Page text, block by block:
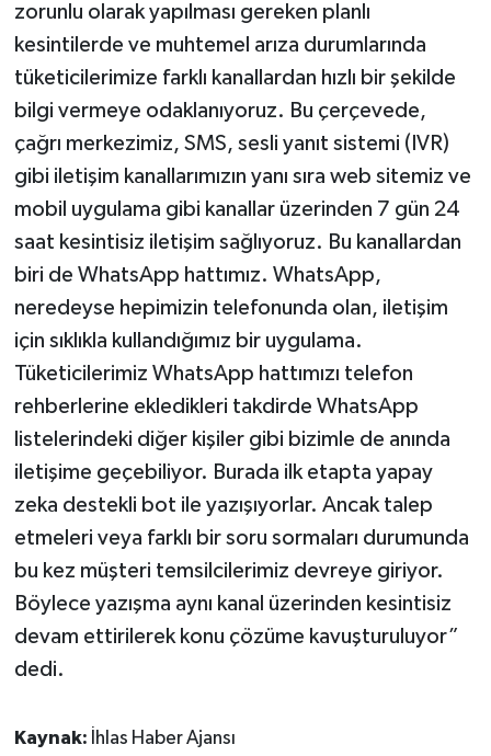
zorunlu olarak yapılması gereken planlı
kesintilerde ve muhtemel arıza durumlarında
tüketicilerimize farklı kanallardan hızlı bir şekilde
bilgi vermeye odaklanıyoruz. Bu çerçevede,
çağrı merkezimiz, SMS, sesli yanıt sistemi (IVR)
gibi iletişim kanallarımızın yanı sıra web sitemiz ve
mobil uygulama gibi kanallar üzerinden 7 gün 24
saat kesintisiz iletişim sağlıyoruz. Bu kanallardan
biri de WhatsApp hattımız. WhatsApp,
neredeyse hepimizin telefonunda olan, iletişim
için sıklıkla kullandığımız bir uygulama.
Tüketicilerimiz WhatsApp hattımızı telefon
rehberlerine ekledikleri takdirde WhatsApp
listelerindeki diğer kişiler gibi bizimle de anında
iletişime geçebiliyor. Burada ilk etapta yapay
zeka destekli bot ile yazışıyorlar. Ancak talep
etmeleri veya farklı bir soru sormaları durumunda
bu kez müşteri temsilcilerimiz devreye giriyor.
Böylece yazışma aynı kanal üzerinden kesintisiz
devam ettirilerek konu çözüme kavuşturuluyor”
dedi.
Kaynak: İhlas Haber Ajansı